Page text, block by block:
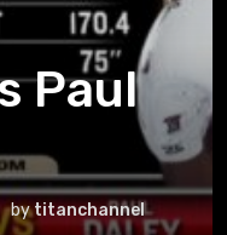
Paul
bytitanchannel